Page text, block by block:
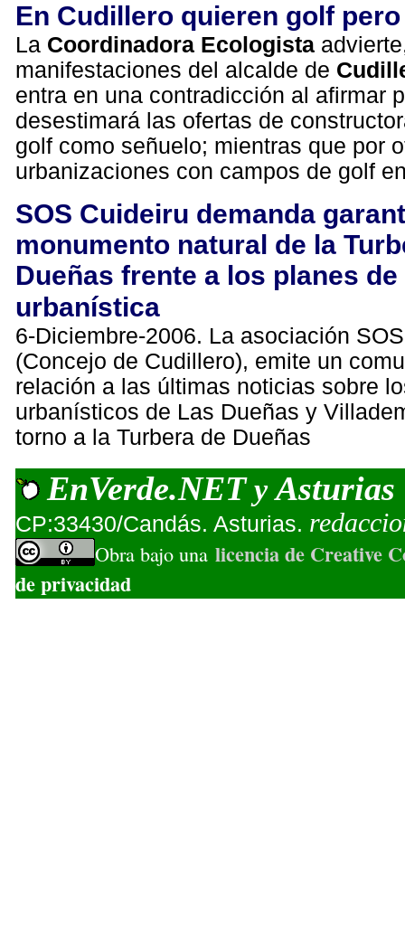
En Cudillero quieren golf
La Coordinadora Ecologista
manifestaciones del alcalde de
entra en una contradicción al afirmar
desestimará las ofertas de
golf como señuelo; mientras que por
urbanizaciones con campos de golf
SOS Cuideiru demanda
monumento natural de la
Dueñas frente a los planes
urbanística
6-Diciembre-2006. La asociación
(Concejo de Cudillero), emite un
relación a las últimas noticias sobre
urbanísticos de Las Dueñas y
torno a la Turbera de Dueñas
EnVerde.NETyAsturias
CP:33430/Candás. Asturias.
Obra bajo una licencia de Creative
de privacidad